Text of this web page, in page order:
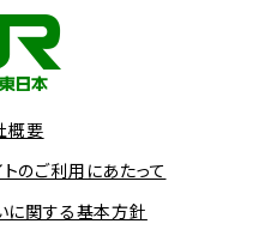
概要
のご利用にあたって
に関する基本方針